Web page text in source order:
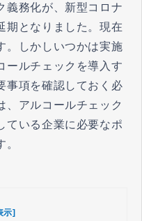
義務化が、新型コロナ
期となりました。現在
。しかしいつかは実施
ールチェックを導入す
事項を確認しておく必
、アルコールチェック
ている企業に必要なポ
示]